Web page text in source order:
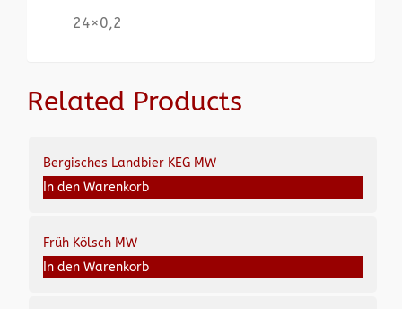
24×0,2
Related Products
Bergisches Landbier KEG MW
In den Warenkorb
Früh Kölsch MW
In den Warenkorb